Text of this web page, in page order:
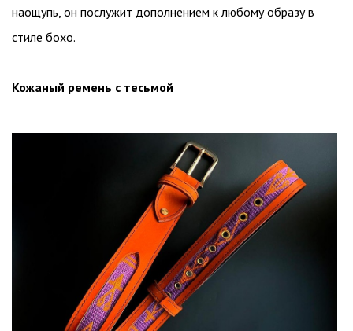
наощупь, он послужит дополнением к любому образу в
стиле бохо.
Кожаный ремень с тесьмой